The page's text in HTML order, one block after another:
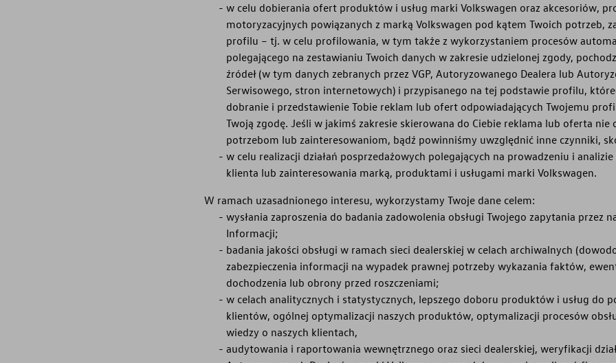
w celu dobierania ofert produktów i usług marki Volkswagen oraz akcesoriów,
motoryzacyjnych powiązanych z marką Volkswagen pod kątem Twoich potrzeb,
profilu – tj. w celu profilowania, w tym także z wykorzystaniem procesów
polegającego na zestawianiu Twoich danych w zakresie udzielonej zgody,
źródeł (w tym danych zebranych przez VGP, Autoryzowanego Dealera lub
Serwisowego, stron internetowych) i przypisanego na tej podstawie profilu,
dobranie i przedstawienie Tobie reklam lub ofert odpowiadających Twojemu
Twoją zgodę. Jeśli w jakimś zakresie skierowana do Ciebie reklama lub oferta nie
potrzebom lub zainteresowaniom, bądź powinniśmy uwzględnić inne czynniki,
w celu realizacji działań posprzedażowych polegających na prowadzeniu i
klienta lub zainteresowania marką, produktami i usługami marki Volkswagen.
W ramach uzasadnionego interesu, wykorzystamy Twoje dane celem:
wysłania zaproszenia do badania zadowolenia obsługi Twojego zapytania przez
Informacji;
badania jakości obsługi w ramach sieci dealerskiej w celach archiwalnych
zabezpieczenia informacji na wypadek prawnej potrzeby wykazania faktów,
dochodzenia lub obrony przed roszczeniami;
w celach analitycznych i statystycznych, lepszego doboru produktów i usług do
klientów, ogólnej optymalizacji naszych produktów, optymalizacji procesów
wiedzy o naszych klientach,
audytowania i raportowania wewnętrznego oraz sieci dealerskiej, weryfikacji